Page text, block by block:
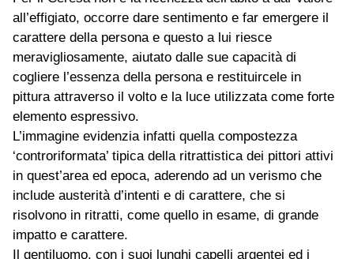
all’effigiato, occorre dare sentimento e far emergere il
carattere della persona e questo a lui riesce
meravigliosamente, aiutato dalle sue capacità di
cogliere l’essenza della persona e restituircele in
pittura attraverso il volto e la luce utilizzata come forte
elemento espressivo.
L’immagine evidenzia infatti quella compostezza
‘controriformata’ tipica della ritrattistica dei pittori attivi
in quest’area ed epoca, aderendo ad un verismo che
include austerità d’intenti e di carattere, che si
risolvono in ritratti, come quello in esame, di grande
impatto e carattere.
Il gentiluomo, con i suoi lunghi capelli argentei ed i